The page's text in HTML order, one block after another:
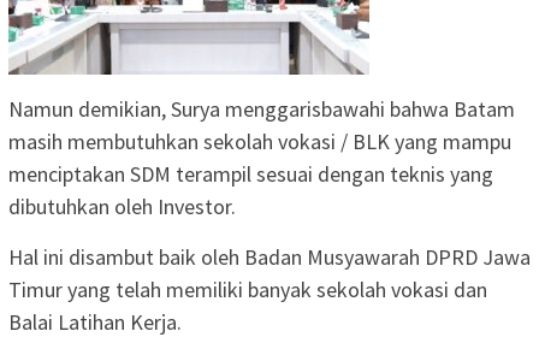
Namun demikian, Surya menggarisbawahi bahwa Batam
masih membutuhkan sekolah vokasi / BLK yang mampu
menciptakan SDM terampil sesuai dengan teknis yang
dibutuhkan oleh Investor.
Hal ini disambut baik oleh Badan Musyawarah DPRD Jawa
Timur yang telah memiliki banyak sekolah vokasi dan
Balai Latihan Kerja.